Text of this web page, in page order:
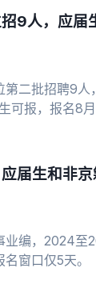
9人，应届
第二批招聘9
可报，报名8月
届生和非
业编，2024至
窗口仅5天。